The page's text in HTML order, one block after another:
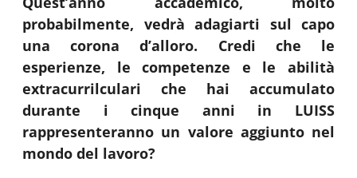
probabilmente, vedrà adagiarti sul capo
una corona d’alloro. Credi che le
esperienze, le competenze e le abilità
extracurrilculari che hai accumulato
durante i cinque anni in LUISS
rappresenteranno un valore aggiunto nel
mondo del lavoro?